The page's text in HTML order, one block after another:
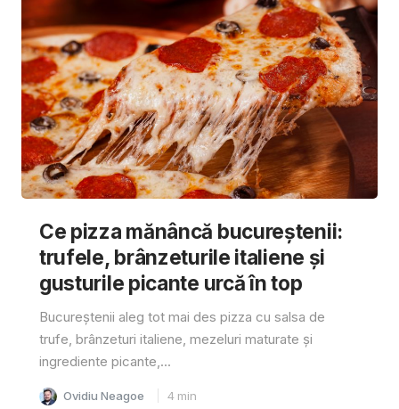
Ce pizza mănâncă bucureștenii:
trufele, brânzeturile italiene și
gusturile picante urcă în top
Bucureștenii aleg tot mai des pizza cu salsa de
trufe, brânzeturi italiene, mezeluri maturate și
ingrediente picante,...
Ovidiu Neagoe 4 min